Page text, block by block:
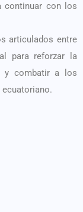
continuar con los
articulados entre
para reforzar la
y combatir a los